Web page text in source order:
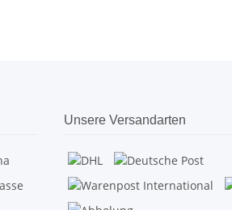
Unsere Versandarten